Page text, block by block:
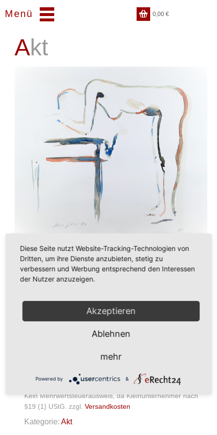
Menü 0,00€
Akt
275,00€
Kein Mehrwertsteuerausweis, da Kleinunternehmer nach
§19 (1) UStG.
zzgl. Versandkosten
Kategorie: Akt
Diese Seite nutzt Website-Tracking-Technologien von
Dritten, um ihre Dienste anzubieten, stetig zu
verbessern und Werbung entsprechend den Interessen
der Nutzer anzuzeigen.
Akzeptieren
Ablehnen
mehr
Powered by &